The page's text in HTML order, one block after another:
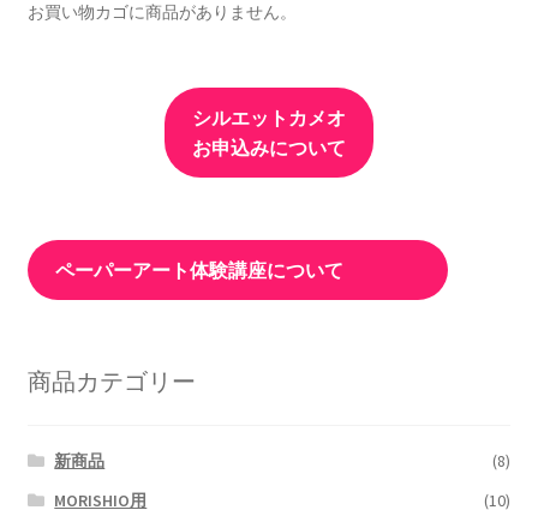
お買い物カゴに商品がありません。
シルエットカメオ
お申込みについて
ペーパーアート体験講座について
商品カテゴリー
新商品
(8)
MORISHIO用
(10)